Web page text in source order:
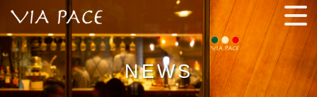
手間ひまを惜しまず、プロの技を駆使した料理と相性バッチリの
ワインを気軽に楽しんでください。
NEWS